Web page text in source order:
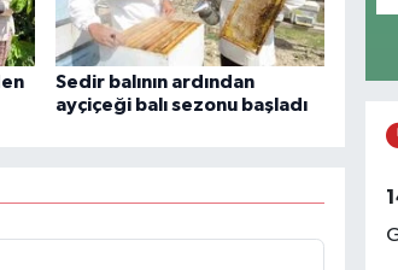
Sedir balının ardından
ayçiçeği balı sezonu başladı